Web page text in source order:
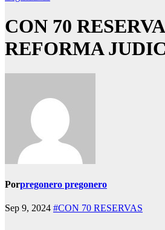
CON 70
REFORMA
Porpregonero pregonero
Sep 9, 2024 #CON 70 RESERVAS